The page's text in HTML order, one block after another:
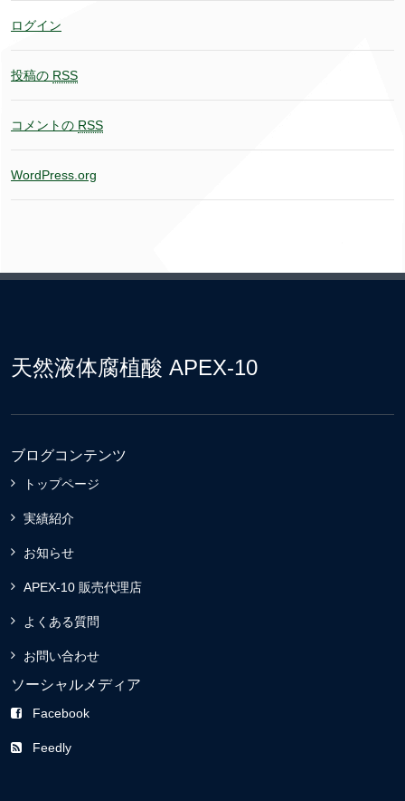
ログイン
投稿の RSS
コメントの RSS
WordPress.org
天然液体腐植酸 APEX-10
ブログコンテンツ
トップページ
実績紹介
お知らせ
APEX-10 販売代理店
よくある質問
お問い合わせ
ソーシャルメディア
Facebook
Feedly